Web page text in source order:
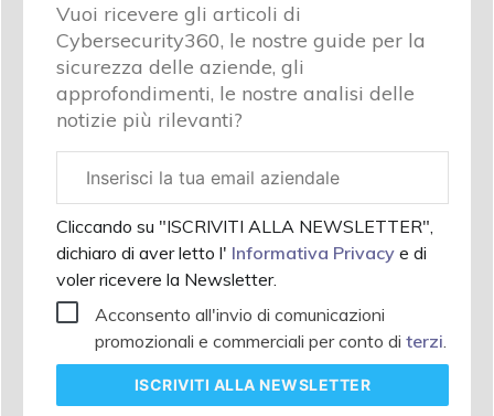
Vuoi ricevere gli articoli di
Cybersecurity360, le nostre guide per la
sicurezza delle aziende, gli
approfondimenti, le nostre analisi delle
notizie più rilevanti?
aziendale
Cliccando su "ISCRIVITI ALLA NEWSLETTER",
dichiaro di aver letto l' Informativa Privacy e di
voler ricevere la Newsletter.
Acconsento all'invio di comunicazioni
promozionali e commerciali per conto di terzi.
ISCRIVITI ALLA NEWSLETTER